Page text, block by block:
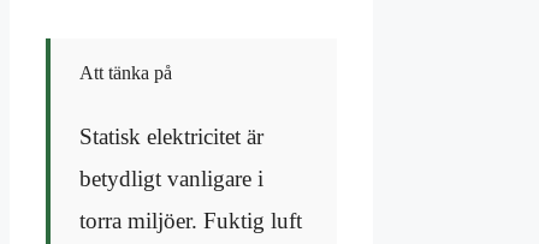
Att tänka på
Statisk elektricitet är
betydligt vanligare i
torra miljöer. Fuktig luft